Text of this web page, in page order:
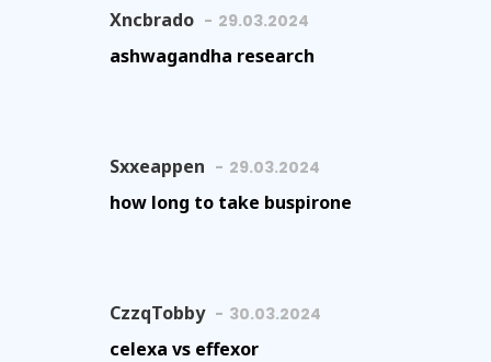
Xncbrado 29.03.2024
ashwagandha research
Sxxeappen 29.03.2024
how long to take buspirone
CzzqTobby 30.03.2024
celexa vs effexor